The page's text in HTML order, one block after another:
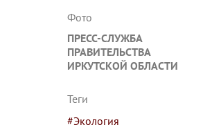
Фото
ПРЕСС-СЛУЖБА
ПРАВИТЕЛЬСТВА
ИРКУТСКОЙ ОБЛАСТИ
Теги
#Экология